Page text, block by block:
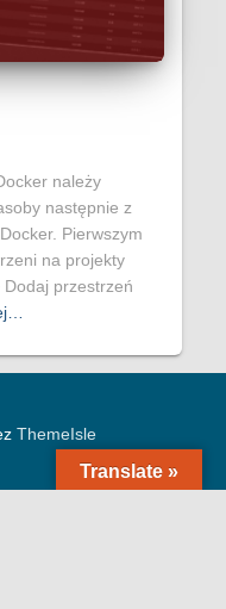
należy
następnie z
Pierwszym
na projekty
przestrzeń
ThemeIsle
Translate »